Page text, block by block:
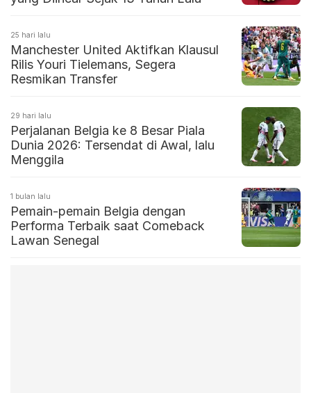
25 hari lalu
Manchester United Aktifkan Klausul
Rilis Youri Tielemans, Segera
Resmikan Transfer
29 hari lalu
Perjalanan Belgia ke 8 Besar Piala
Dunia 2026: Tersendat di Awal, lalu
Menggila
1 bulan lalu
Pemain-pemain Belgia dengan
Performa Terbaik saat Comeback
Lawan Senegal